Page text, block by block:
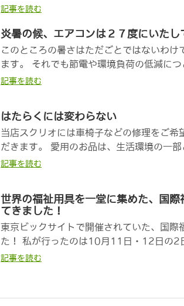
記事を読む
炎暑の候、エアコンは２７度にいたし
このところの暑さはただごとではないわけ
ます。 それでも節電や環境負荷の低減に
記事を読む
はたらくには変わらない
当店スクリオには車椅子などの修理をご希
だきます。 愛用のお品は、生活環境の一
記事を読む
世界の福祉用具を一堂に集めた、国
てきました！
東京ビックサイトで開催されていた、国際
た！ 私が行ったのは10月11日・12日の2
記事を読む